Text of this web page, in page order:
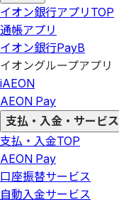
イオン銀行アプリ TOP
通帳アプリ
イオン銀行PayB
イオングループアプリ
iAEON
AEON Pay
支払・入金・サービス
支払・入金TOP
AEON Pay
口座振替サービス
自動入金サービス